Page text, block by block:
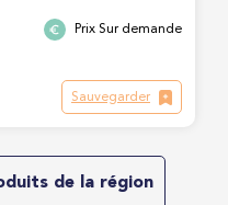
Prix Sur demande
Sauvegarder
de la région